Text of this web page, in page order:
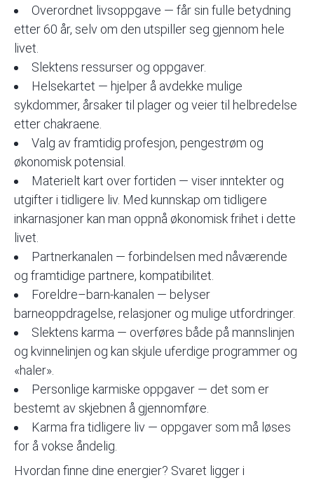
Overordnet livsoppgave — får sin fulle betydning
etter 60 år, selv om den utspiller seg gjennom hele
livet.
Slektens ressurser og oppgaver.
Helsekartet — hjelper å avdekke mulige
sykdommer, årsaker til plager og veier til helbredelse
etter chakraene.
Valg av framtidig profesjon, pengestrøm og
økonomisk potensial.
Materielt kart over fortiden — viser inntekter og
utgifter i tidligere liv. Med kunnskap om tidligere
inkarnasjoner kan man oppnå økonomisk frihet i dette
livet.
Partnerkanalen — forbindelsen med nåværende
og framtidige partnere, kompatibilitet.
Foreldre–barn-kanalen — belyser
barneoppdragelse, relasjoner og mulige utfordringer.
Slektens karma — overføres både på mannslinjen
og kvinnelinjen og kan skjule uferdige programmer og
«haler».
Personlige karmiske oppgaver — det som er
bestemt av skjebnen å gjennomføre.
Karma fra tidligere liv — oppgaver som må løses
for å vokse åndelig.
Hvordan finne dine energier? Svaret ligger i